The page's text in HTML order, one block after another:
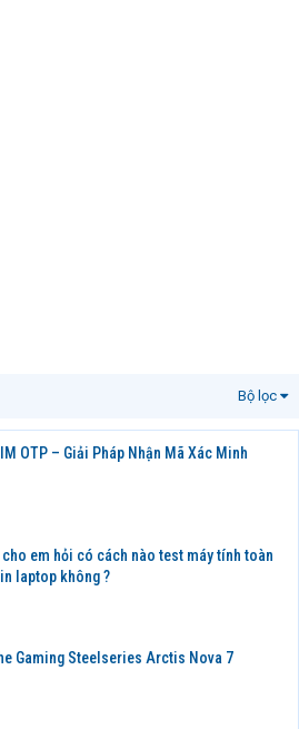
Bộ lọc
OTP – Giải Pháp Nhận Mã Xác Minh
em hỏi có cách nào test máy tính toàn
laptop không ?
Gaming Steelseries Arctis Nova 7